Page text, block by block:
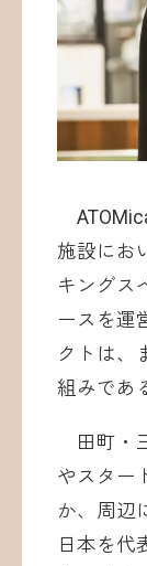
施設にお
キングス
ースを運
クトは、
組みであ
田町・
やスター
か、周辺
日本を代